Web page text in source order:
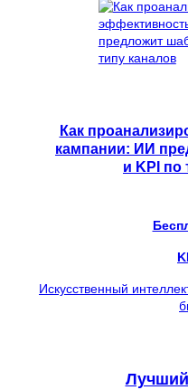
Как
кампании: ИИ
и KPI по
Искусственный